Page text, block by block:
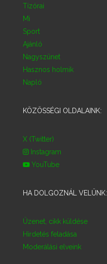
Tízórai
Mi
Sport
Ajánló
Nagyszünet
Hasznos holmik
Napló
KÖZÖSSÉGI OLDALAINK:
X (Twitter)
Instagram
YouTube
HA DOLGOZNÁL VELÜNK:
Üzenet, cikk küldése
Hirdetés feladása
Moderálási elveink